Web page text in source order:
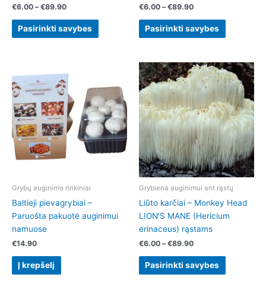
€6.00 – €89.90
Pasirinkti savybes
€6.00 – €89.90
Pasirinkti savybes
Grybų auginimo rinkiniai
Baltieji pievagrybiai –
Paruošta pakuotė auginimui
namuose
€14.90
Į krepšelį
Grybiena auginimui ant rąstų
Liūto karčiai – Monkey Head
LION’S MANE (Hericium
erinaceus) rąstams
€6.00 – €89.90
Price
range:
€6.00
through
€89.90
Pasirinkti savybes
This
product
has
multiple
variants.
The
options
may
be
chosen
on